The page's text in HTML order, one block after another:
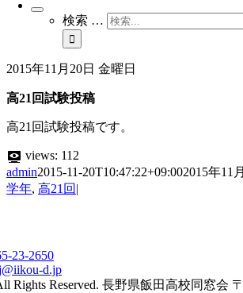
検索 …
2015年11月20日 金曜日
高21回試験投稿
高21回試験投稿です。
views: 112
admin2015-11-20T10:47:22+09:002015年11
学年, 高21回 |
23-2650
d.jp
Rights Reserved. 長野県飯田高校同窓会